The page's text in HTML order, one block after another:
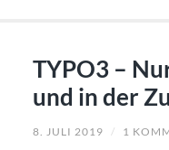
TYPO3 –
und in der
8. JULI 2019 / 1